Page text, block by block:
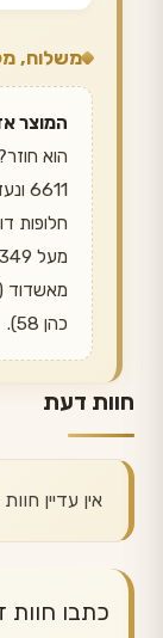
משלוח,
המוצר
חלופות
כהן 58).
חוות דעת
אין עדיין
כתבו חוות